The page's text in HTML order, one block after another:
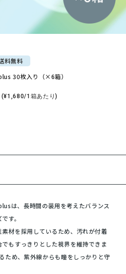
料無料
30枚入り（×6箱）
(¥1,680/1箱あたり)
は、長時間の装用を考えたバランス
す。
材を採用しているため、汚れが付着
もすっきりとした視界を維持できま
ため、紫外線からも瞳をしっかりと守